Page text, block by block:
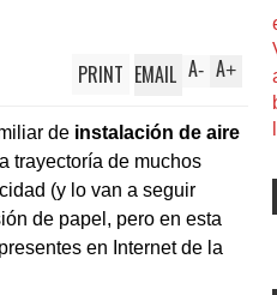
A+
A-
PRINT EMAIL
de instalación de aire
trayectoría de muchos
(y lo van a seguir
de papel, pero en esta
en Internet de la